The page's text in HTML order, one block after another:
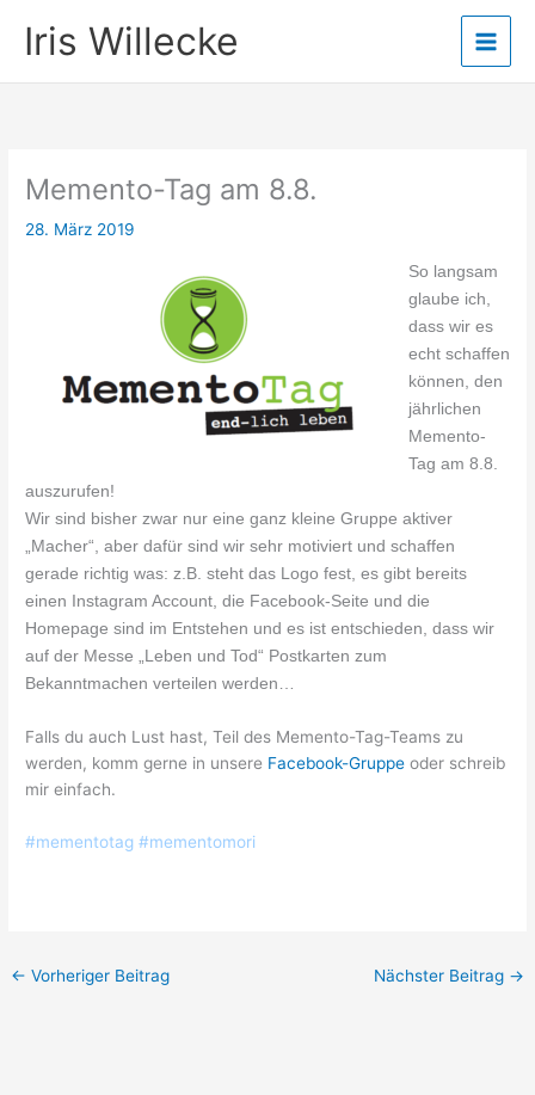
InhaltIris Willecke
Memento-Tag am 8.8.
28. März 2019
So langsam
glaube ich,
dass wir es
echt schaffen
können, den
jährlichen
Memento-
Tag am 8.8.
auszurufen!
Wir sind bisher zwar nur eine ganz kleine Gruppe aktiver
„Macher“, aber dafür sind wir sehr motiviert und schaffen
gerade richtig was: z.B. steht das Logo fest, es gibt bereits
einen Instagram Account, die Facebook-Seite und die
Homepage sind im Entstehen und es ist entschieden, dass wir
auf der Messe „Leben und Tod“ Postkarten zum
Bekanntmachen verteilen werden…
Falls du auch Lust hast, Teil des Memento-Tag-Teams zu
werden, komm gerne in unsere Facebook-Gruppe oder schreib
mir einfach.
#mementotag #mementomori
← Vorheriger Beitrag Nächster Beitrag →